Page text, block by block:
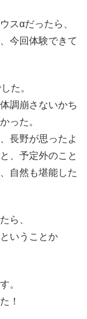
スαだったら、
今回体験できて
た。
調崩さないかち
った。
長野が思ったよ
、予定外のこと
自然も堪能した
ら、
いうことか
。
！